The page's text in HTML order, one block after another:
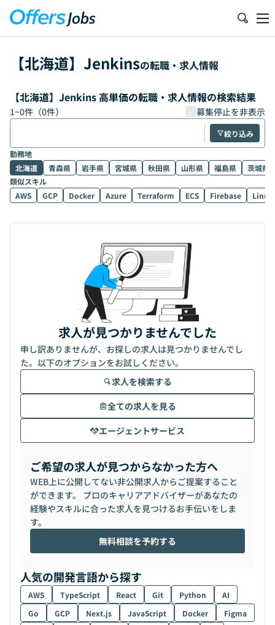
【北海道】 Jenkinsの転職・求人情報
【北海道】Jenkins 高単価の転職・求人情報の検索結果
1~0件（0件） 募集停止を非表示
絞り込み
勤務地
北海道
青森県 岩手県 宮城県 秋田県 山形県 福島県
茨城県
類似スキル
AWS
GCP Docker Azure Terraform ECS Firebase Linux
求人が見つかりませんでした
申し訳ありませんが、お探しの求人は見つかりませんでし
た。以下のオプションをお試しください。
求人を検索する
全ての求人を見る
エージェントサービス
ご希望の求人が見つからなかった方へ
WEB上に公開してない非公開求人からご提案すること
ができます。 プロのキャリアアドバイザーがあなたの
経験やスキルに合った求人を見つけるお手伝いをしま
す。
無料相談を予約する
人気の開発言語から探す
AWS TypeScript React Git Python
AI
Go
GCP Next.js JavaScript Docker
Figma